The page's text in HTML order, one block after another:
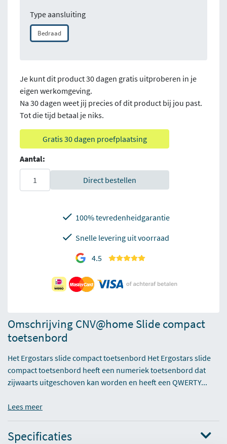
Type aansluiting
Bedraad
Je kunt dit product 30 dagen gratis uitproberen in je
eigen werkomgeving.
Na 30 dagen weet jij precies of dit product bij jou past.
Tot die tijd betaal je niks.
Gratis 30 dagen proefplaatsing
Aantal:
Direct bestellen
100% tevredenheidgarantie
Snelle levering uit voorraad
4.5
Omschrijving CNV@home Slide compact
toetsenbord
Het Ergostars slide compact toetsenbord Het Ergostars slide
compact toetsenbord heeft een numeriek toetsenbord dat
zijwaarts uitgeschoven kan worden en heeft een QWERTY...
Lees meer
Specificaties